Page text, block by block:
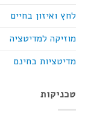
לחץ ואיזון בחיים
מוזיקה למדיטציה
מדיטציות בחינם
טכניקות